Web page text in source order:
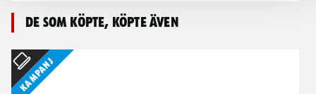
De som köpte, köpte även
Kampanj